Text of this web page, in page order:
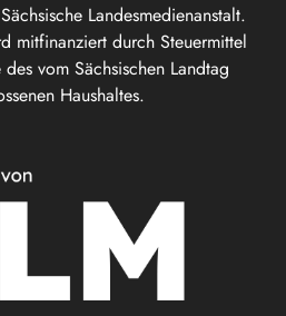
Landesmedienanstalt.
mitfinanziert durch Steuermittel
vom Sächsischen Landtag
Haushaltes.